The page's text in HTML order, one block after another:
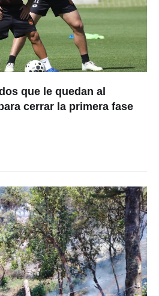
que le quedan al
cerrar la primera fase